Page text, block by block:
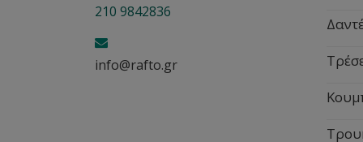
210 9842836
info@rafto.gr